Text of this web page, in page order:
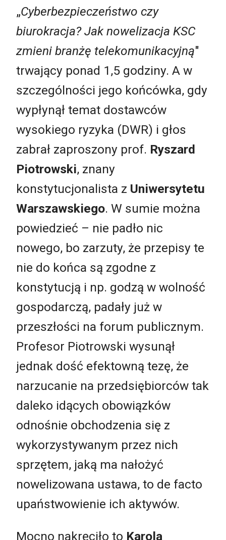
„Cyberbezpieczeństwo czy
biurokracja? Jak nowelizacja KSC
zmieni branżę telekomunikacyjną"
trwający ponad 1,5 godziny. A w
szczególności jego końcówka, gdy
wypłynął temat dostawców
wysokiego ryzyka (DWR) i głos
zabrał zaproszony prof. Ryszard
Piotrowski, znany
konstytucjonalista z Uniwersytetu
Warszawskiego. W sumie można
powiedzieć – nie padło nic
nowego, bo zarzuty, że przepisy te
nie do końca są zgodne z
konstytucją i np. godzą w wolność
gospodarczą, padały już w
przeszłości na forum publicznym.
Profesor Piotrowski wysunął
jednak dość efektowną tezę, że
narzucanie na przedsiębiorców tak
daleko idących obowiązków
odnośnie obchodzenia się z
wykorzystywanym przez nich
sprzętem, jaką ma nałożyć
nowelizowana ustawa, to de facto
upaństwowienie ich aktywów.
Mocno nakręciło to Karola